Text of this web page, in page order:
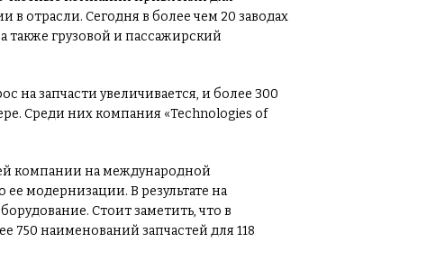
отрасли. Сегодня в более чем 20 заводах
также грузовой и пассажирский
запчасти увеличивается, и более 300
Среди них компания «Technologies of
компании на международной
модернизации. В результате на
Стоит заметить, что в
750 наименований запчастей для 118